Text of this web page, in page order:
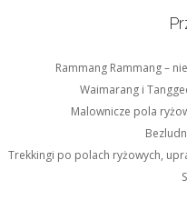
Rammang Rammang –
Waimarang i
Malownicze pola
Trekkingi po polach ryżowych,